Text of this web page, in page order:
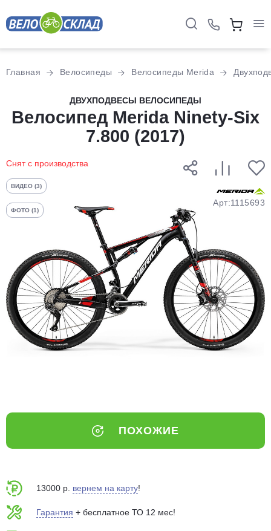
Главная Велосипеды Велосипеды Merida
ДВУХПОДВЕСЫ ВЕЛОСИПЕДЫ
Велосипед Merida Ninety-Six
7.800 (2017)
Снят с производства
ВИДЕО (3)
ФОТО (1)
Арт:1115693
ПОХОЖИЕ
13000 р. вернем на карту!
Гарантия + бесплатное ТО 12 мес!
Разбейте
оплатуна части
без переплат
График платежей
Добавляйте товары
в корзину
Оплачивайте сегодня только
выбранный способом
Оставшиеся75% будут